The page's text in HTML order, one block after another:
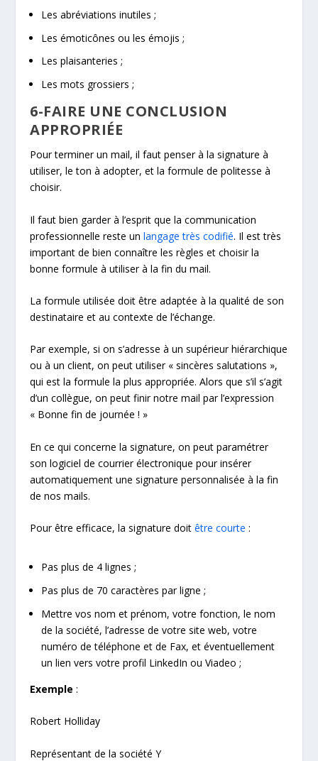
Les abréviations inutiles ;
Les émoticônes ou les émojis ;
Les plaisanteries ;
Les mots grossiers ;
6-FAIRE UNE CONCLUSION
APPROPRIÉE
Pour terminer un mail, il faut penser à la signature à
utiliser, le ton à adopter, et la formule de politesse à
choisir.
Il faut bien garder à l’esprit que la communication
professionnelle reste unlangage très codifié. Il est très
important de bien connaître les règles et choisir la
bonne formule à utiliser à la fin du mail.
La formule utilisée doit être adaptée à la qualité de son
destinataire et au contexte de l’échange.
Par exemple, si on s’adresse à un supérieur hiérarchique
ou à un client, on peut utiliser « sincères salutations »,
qui est la formule la plus appropriée. Alors que s’il s’agit
d’un collègue, on peut finir notre mail par l’expression
« Bonne fin de journée ! »
En ce qui concerne la signature, on peut paramétrer
son logiciel de courrier électronique pour insérer
automatiquement une signature personnalisée à la fin
de nos mails.
Pour être efficace, la signature doitêtre courte :
Pas plus de 4 lignes ;
Pas plus de 70 caractères par ligne ;
Mettre vos nom et prénom, votre fonction, le nom
de la société, l’adresse de votre site web, votre
numéro de téléphone et de Fax, et éventuellement
un lien vers votre profil LinkedIn ou Viadeo ;
Exemple :
Robert Holliday
Représentant de la société Y